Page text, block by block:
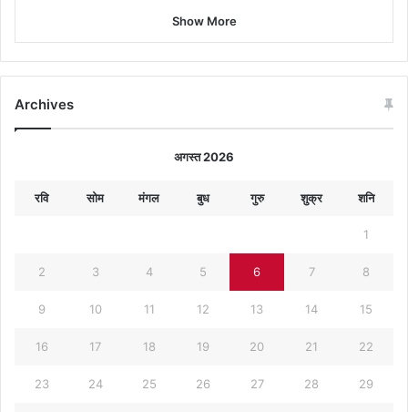
Show More
Archives
अगस्त 2026
रवि सोम मंगल बुध गुरु शुक्र शनि
1
2 3 4 5 6 7 8
9 10 11 12 13 14 15
16 17 18 19 20 21 22
23 24 25 26 27 28 29